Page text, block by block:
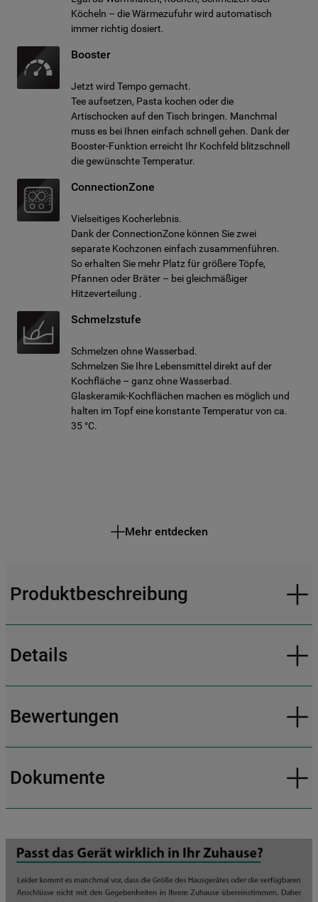
Köcheln – die Wärmezufuhr wird automatisch
immer richtig dosiert.
Booster
Jetzt wird Tempo gemacht.
Tee aufsetzen, Pasta kochen oder die
Artischocken auf den Tisch bringen. Manchmal
muss es bei Ihnen einfach schnell gehen. Dank der
Booster-Funktion erreicht Ihr Kochfeld blitzschnell
die gewünschte Temperatur.
ConnectionZone
Vielseitiges Kocherlebnis.
Dank der ConnectionZone können Sie zwei
separate Kochzonen einfach zusammenführen.
So erhalten Sie mehr Platz für größere Töpfe,
Pfannen oder Bräter – bei gleichmäßiger
Hitzeverteilung .
Schmelzstufe
Schmelzen ohne Wasserbad.
Schmelzen Sie Ihre Lebensmittel direkt auf der
Kochfläche – ganz ohne Wasserbad.
Glaskeramik-Kochflächen machen es möglich und
halten im Topf eine konstante Temperatur von ca.
35 °C.
Mehr entdecken
Produktbeschreibung
Details
Bewertungen
Dokumente